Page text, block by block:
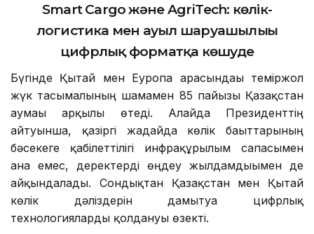
Smart Cargo және AgriTech: көлік-
логистика мен ауыл шаруашылығы
цифрлық форматқа көшуде
Бүгінде Қытай мен Еуропа арасындағы теміржол
жүк тасымалының шамамен 85 пайызы Қазақстан
аумағы арқылы өтеді. Алайда Президенттің
айтуынша, қазіргі жағдайда көлік бағыттарының
бәсекеге қабілеттілігі инфрақұрылым сапасымен
ғана емес, деректерді өңдеу жылдамдығымен де
айқындалады. Сондықтан Қазақстан мен Қытай
көлік дәліздерін дамытуға цифрлық
технологияларды қолдануы өзекті.